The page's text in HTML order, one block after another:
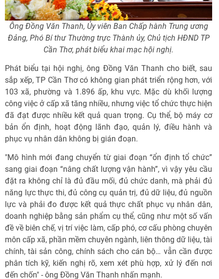
Ông Đồng Văn Thanh, Ủy viên Ban Chấp hành Trung ương
Đảng, Phó Bí thư Thường trực Thành ủy, Chủ tịch HĐND TP
Cần Thơ, phát biểu khai mạc hội nghị.
Phát biểu tại hội nghị, ông Đồng Văn Thanh cho biết, sau
sắp xếp, TP Cần Thơ có không gian phát triển rộng hơn, với
103 xã, phường và 1.896 ấp, khu vực. Mặc dù khối lượng
công việc ở cấp xã tăng nhiều, nhưng việc tổ chức thực hiện
đã đạt được nhiều kết quả quan trọng. Cụ thể, bộ máy cơ
bản ổn định, hoạt động lãnh đạo, quản lý, điều hành và
phục vụ nhân dân không bị gián đoạn.
"Mô hình mới đang chuyển từ giai đoạn “ổn định tổ chức”
sang giai đoạn “nâng chất lượng vận hành”, vì vậy yêu cầu
đặt ra không chỉ là đủ đầu mối, đủ chức danh, mà phải đủ
năng lực thực thi, đủ công cụ quản trị, đủ dữ liệu, đủ nguồn
lực và phải đo được kết quả thực chất phục vụ nhân dân,
doanh nghiệp bằng sản phẩm cụ thể, cũng như một số vấn
đề về biên chế, vị trí việc làm, cấp phó, cơ cấu phòng chuyên
môn cấp xã, phần mềm chuyên ngành, liên thông dữ liệu, tài
chính, tài sản công, chính sách cho cán bộ… vẫn cần được
phân tích kỹ, kiến nghị rõ, xem xét phù hợp, xử lý đến nơi
đến chốn" - ông Đồng Văn Thanh nhấn mạnh.